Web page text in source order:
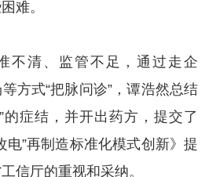
难。
不清、监管不足，通过走企
方式“把脉问诊”，谭浩然总结
的症结，并开出药方，提交了
电”再制造标准化模式创新》提
信厅的重视和采纳。